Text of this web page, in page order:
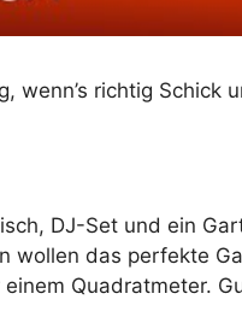
wenn’s richtig Schick
DJ-Set und ein
wollen das perfekte
Quadratmeter.